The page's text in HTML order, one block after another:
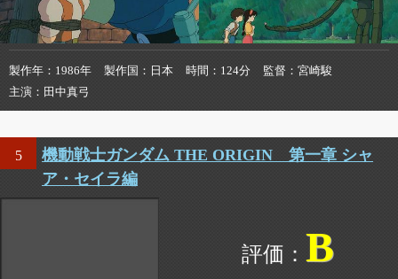
製作年 1986年 製作国 日本 時間 124分 監督
宮崎駿
主演
田中真弓
5
機動戦士ガンダム THE ORIGIN 第一章 シャ
ア・セイラ編
B